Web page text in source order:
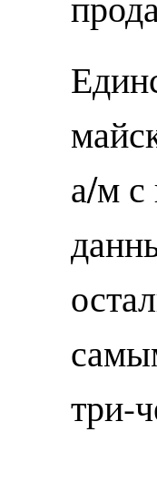
а/м с
три-